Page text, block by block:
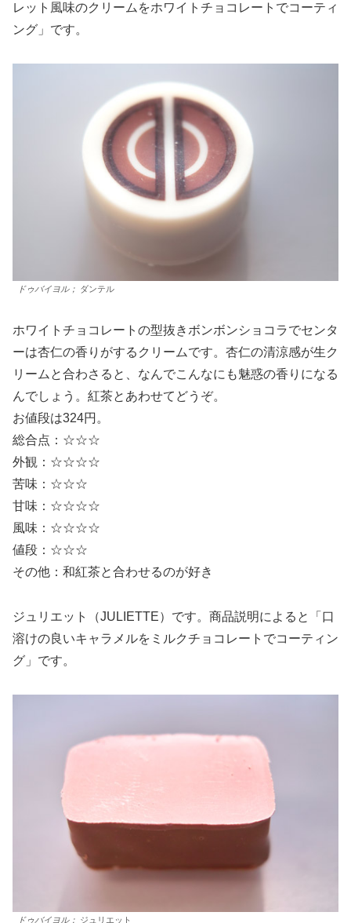
レット風味のクリームをホワイトチョコレートでコーティ
ング」です。
ドゥバイヨル； ダンテル
ホワイトチョコレートの型抜きボンボンショコラでセンタ
ーは杏仁の香りがするクリームです。杏仁の清涼感が生ク
リームと合わさると、なんでこんなにも魅惑の香りになる
んでしょう。紅茶とあわせてどうぞ。
お値段は324円。
総合点：☆☆☆
外観：☆☆☆☆
苦味：☆☆☆
甘味：☆☆☆☆
風味：☆☆☆☆
値段：☆☆☆
その他：和紅茶と合わせるのが好き
ジュリエット（JULIETTE）です。商品説明によると「口
溶けの良いキャラメルをミルクチョコレートでコーティン
グ」です。
ドゥバイヨル； ジュリエット